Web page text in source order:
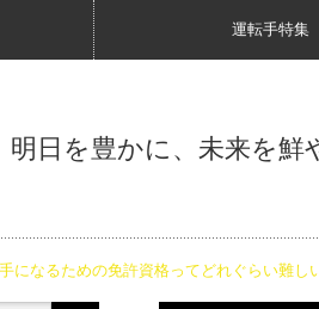
運転手特集
日を豊かに、未来を鮮
になるための免許資格ってどれぐらい難し